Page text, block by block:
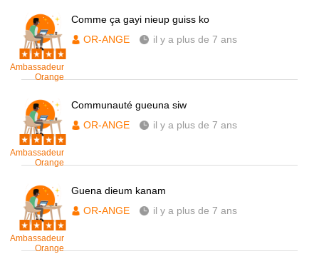
Ambassadeur
Orange
Comme ça gayi nieup guiss ko
OR-ANGE
il y a plus de 7 ans
Ambassadeur
Orange
Communauté gueuna siw
OR-ANGE
il y a plus de 7 ans
Ambassadeur
Orange
Guena dieum kanam
OR-ANGE
il y a plus de 7 ans